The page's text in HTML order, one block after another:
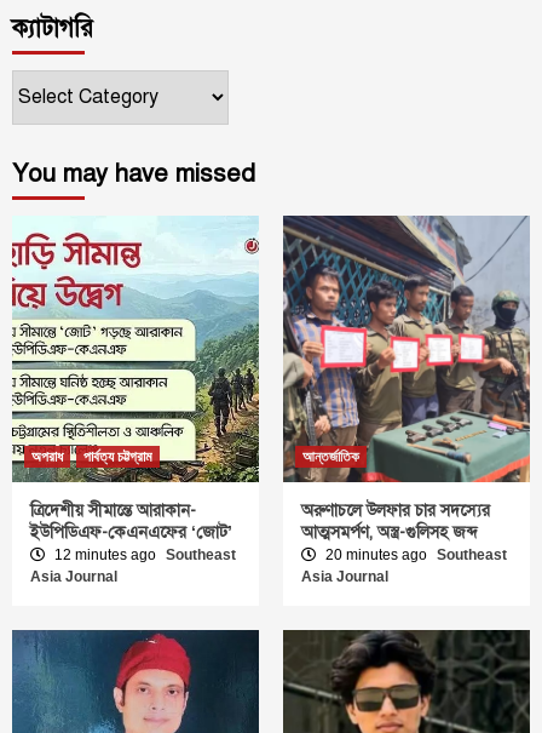
ক্যাটাগরি
ক্যাটাগরি
You may have missed
অপরাধ পার্বত্য চট্টগ্রাম
ত্রিদেশীয় সীমান্তে আরাকান-
ইউপিডিএফ-কেএনএফের ‘জোট’
12 minutes ago Southeast
Asia Journal
আন্তর্জাতিক
অরুণাচলে উলফার চার সদস্যের
আত্মসমর্পণ, অস্ত্র-গুলিসহ জব্দ
20 minutes ago Southeast
Asia Journal